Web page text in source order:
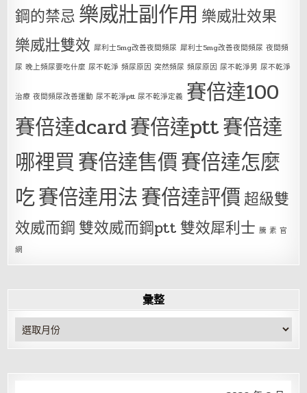
鋼的禁忌 樂威壯副作用 樂威壯效果
樂威壯雙效 犀利士5mg改善夜間頻尿 犀利士5mg改善夜間頻尿 夜間頻
尿 晚上頻尿要吃什麼 尿不乾淨 頻尿原因 突然頻尿 頻尿原因 尿不乾淨男 尿不乾淨
治療 夜間頻尿改善運動 尿不乾淨ptt 尿不乾淨定義 賽倍達100
賽倍達dcard賽倍達ptt賽倍達
哪裡買賽倍達售價賽倍達怎麼
吃賽倍達用法賽倍達評價超級雙
效威而鋼 雙效威而鋼ptt 雙效犀利士 騰 素 官
網
彙整
彙
整